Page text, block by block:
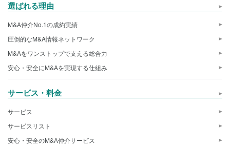
選ばれる理由
M&A仲介No.1の成約実績
圧倒的なM&A情報ネットワーク
M&Aをワンストップで支える総合力
安心・安全にM&Aを実現する仕組み
サービス・料金
サービス
サービスリスト
安心・安全のM&A仲介サービス